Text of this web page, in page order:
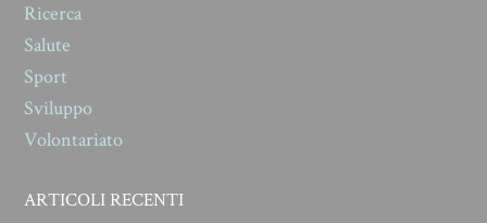
Ricerca
Salute
Sport
Sviluppo
Volontariato
ARTICOLI RECENTI